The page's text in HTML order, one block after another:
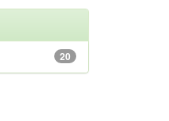
20